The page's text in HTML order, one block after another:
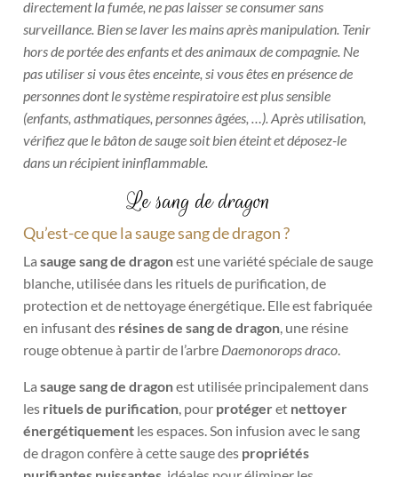
directement la fumée, ne pas laisser se consumer sans
surveillance. Bien se laver les mains après manipulation. Tenir
hors de portée des enfants et des animaux de compagnie. Ne
pas utiliser si vous êtes enceinte, si vous êtes en présence de
personnes dont le système respiratoire est plus sensible
(enfants, asthmatiques, personnes âgées, …).Après utilisation,
vérifiez que le bâton de sauge soit bien éteint et déposez-le
dans un récipientininflammable.
Le sang de dragon
Qu’est-ce que la sauge sang de dragon ?
Lasauge sang de dragonest une variété spéciale de sauge
blanche, utilisée dans les rituels de purification, de
protection et de nettoyage énergétique. Elle est fabriquée
en infusant des résines de sang de dragon, une résine
rouge obtenue à partir de l’arbre Daemonorops draco.
Lasauge sang de dragonest utilisée principalement dans
les rituels de purification, pour protégeret nettoyer
énergétiquement les espaces. Son infusion avec le sang
de dragon confère à cette sauge des propriétés